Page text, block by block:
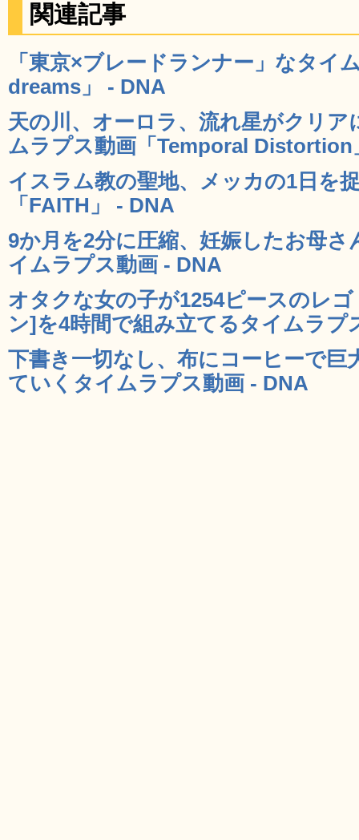
関連記事
「東京×ブレードランナー」なタイ
dreams」 - DNA
天の川、オーロラ、流れ星がクリ
ムラプス動画「Temporal Distortion
イスラム教の聖地、メッカの1日を
「FAITH」 - DNA
9か月を2分に圧縮、妊娠したお母
イムラプス動画 - DNA
オタクな女の子が1254ピースのレ
ン]を4時間で組み立てるタイムラプ
下書き一切なし、布にコーヒーで巨
ていくタイムラプス動画 - DNA